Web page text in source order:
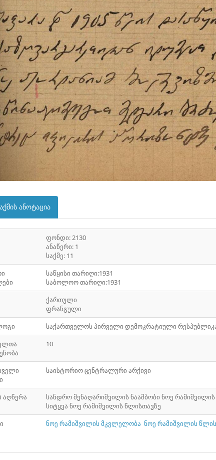
ანოტაცია
ფონდი: 2130
ანაწერი: 1
საქმე: 11
საწყისი თარიღი:1931
საბოლოო თარიღი:1931
ქართული
ფრანგული
საქართველოს პირველი დემოკრატიული
10
საისტორიო ცენტრალური არქივი
აღწერა
სანდრო მენაღარიშვილის ნაამბობი ნოე
სიტყვა ნოე რამიშვილის წლისთავზე
ნოე რამიშვილის მკვლელობა ნოე რამიშვილის